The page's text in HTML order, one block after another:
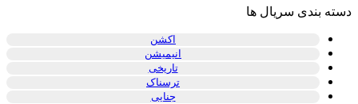
دسته بندی سریال ها
اکشن
انیمیشن
تاریخی
ترسناک
جنایی